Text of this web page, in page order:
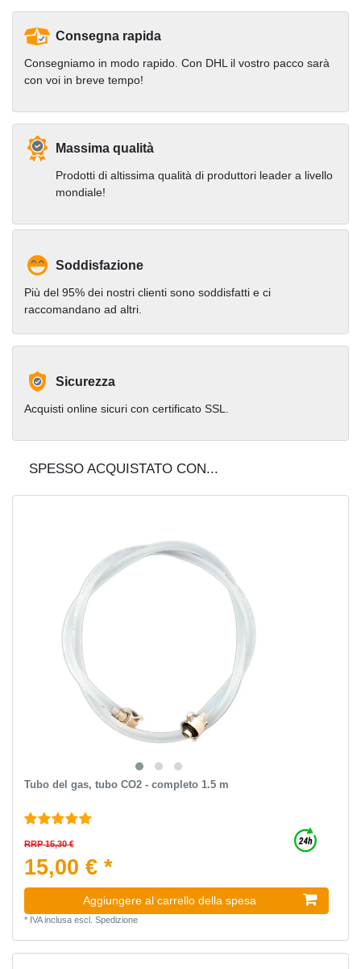
Consegna rapida
Consegniamo in modo rapido. Con DHL il vostro pacco sarà
con voi in breve tempo!
Massima qualità
Prodotti di altissima qualità di produttori leader a livello
mondiale!
Soddisfazione
Più del 95% dei nostri clienti sono soddisfatti e ci
raccomandano ad altri.
Sicurezza
Acquisti online sicuri con certificato SSL.
SPESSO ACQUISTATO CON...
Tubo del gas, tubo CO2 - completo 1.5 m
RRP 15,30 €
15,00 € *
Aggiungere al carrello della spesa
* IVA inclusaescl. Spedizione